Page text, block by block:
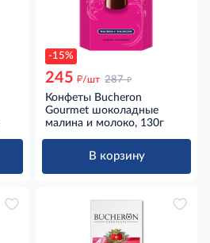
-15%
245 д/шт 287 д
Конфеты Bucheron
Gourmet шоколадные
малина и молоко, 130г
В корзину